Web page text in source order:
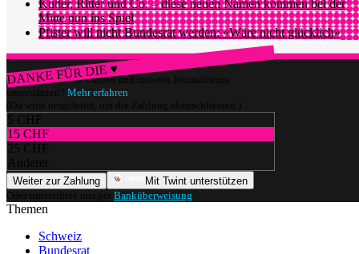
Kutter, Ritter und Co. – diese neuen Namen kommen bei der
Mitte nun ins Spiel
Pfister will nicht Bundesrat werden: «Wäre nicht glücklich»
DANKE FÜR DIE ♥
Würdest du gerne watson und unseren Journalismus
unterstützen? Mehr erfahren
(Du wirst umgeleitet, um die Zahlung abzuschliessen.)
5 CHF
15 CHF
25 CHF
Anderer
Weiter zur Zahlung
Mit Twint unterstützen
Oder unterstütze uns per Banküberweisung
Themen
Schweiz
Bundesrat